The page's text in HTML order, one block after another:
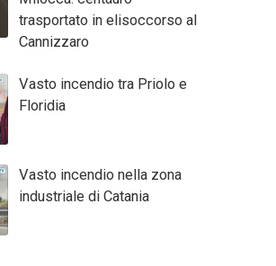
trasportato in elisoccorso al
Cannizzaro
Vasto incendio tra Priolo e
Floridia
Vasto incendio nella zona
industriale di Catania